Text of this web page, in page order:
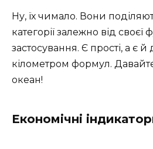
Ну, їх чимало. Вони
категорії залежно від своєї
застосування. Є прості, а є й
кілометром формул.
океан!
Економічні